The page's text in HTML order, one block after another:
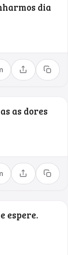
dia
Compartilhar
Copiar
as dores
Compartilhar
Copiar
espere.